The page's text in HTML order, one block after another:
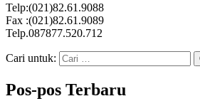
Telp:(021)82.61.9088
Fax :(021)82.61.9089
Telp.087877.520.712
Cari untuk:
Pos-pos Terbaru